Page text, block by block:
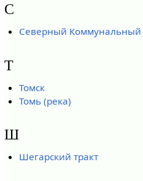
С
Северный Коммунальный
Т
Томск
Томь (река)
Ш
Шегарский тракт